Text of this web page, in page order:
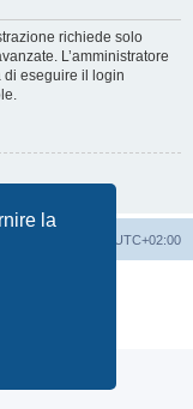
la
richiede solo
L’amministratore
di eseguire il login
UTC+02:00